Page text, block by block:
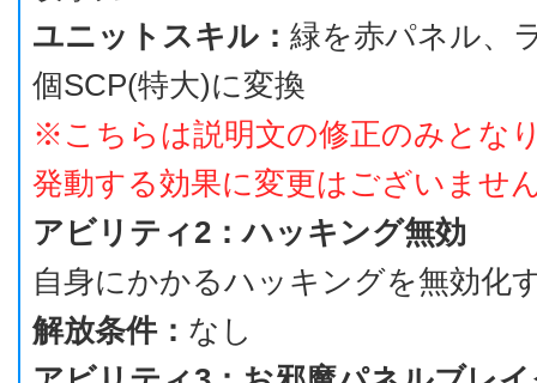
ユニットスキル： 緑を赤パネル、
個SCP(特大)に変換
※こちらは説明文の修正のみとな
発動する効果に変更はございませ
アビリティ2：ハッキング無効
自身にかかるハッキングを無効化
解放条件： なし